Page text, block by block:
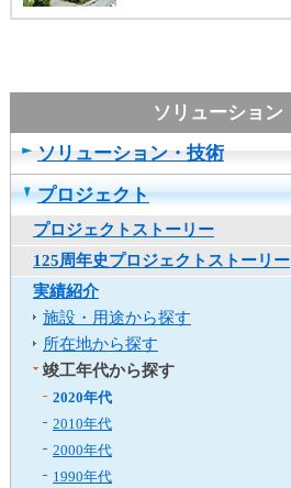
ソリューション・技術
プロジェクト
プロジェクトストーリー
125周年史プロジェクトストーリー
実績紹介
施設・用途から探す
所在地から探す
竣工年代から探す
2020年代
2010年代
2000年代
1990年代